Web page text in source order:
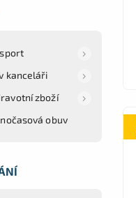
kanceláři
zboží
obuv